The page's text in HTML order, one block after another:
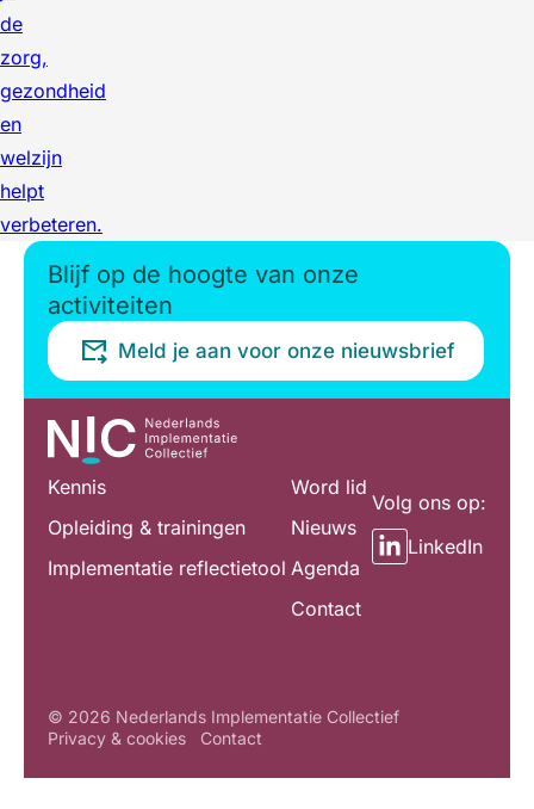
de
zorg,
gezondheid
en
welzijn
helpt
verbeteren.
Blijf op de hoogte van onze
activiteiten
Meld je aan voor onze nieuwsbrief
Kennis
Opleiding & trainingen
Implementatie reflectietool
Word lid
Nieuws
Agenda
Contact
Volg ons op:
LinkedIn
© 2026 Nederlands Implementatie Collectief
Privacy & cookies
Contact